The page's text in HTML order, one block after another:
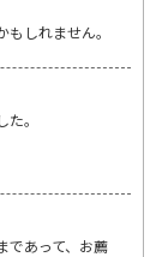
しれません。
。
であって、お薦